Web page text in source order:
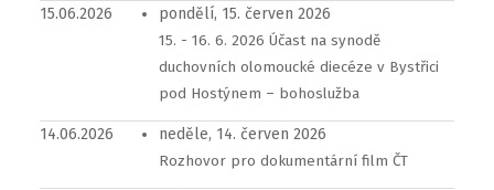
15.06.2026 pondělí, 15. červen 2026
15. - 16. 6. 2026 Účast na synodě
duchovních olomoucké diecéze v Bystřici
pod Hostýnem – bohoslužba
14.06.2026 neděle, 14. červen 2026
Rozhovor pro dokumentární film ČT